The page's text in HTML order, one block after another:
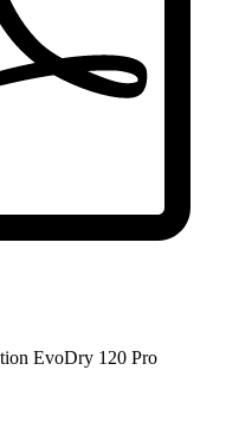
EvoDry 120 Pro